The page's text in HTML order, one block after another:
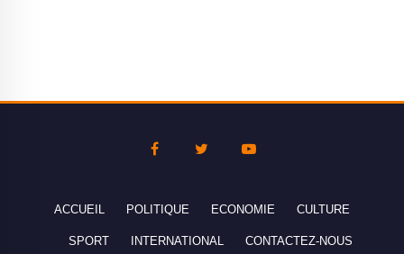
ACCUEIL POLITIQUE ECONOMIE CULTURE
SPORT INTERNATIONAL CONTACTEZ-NOUS